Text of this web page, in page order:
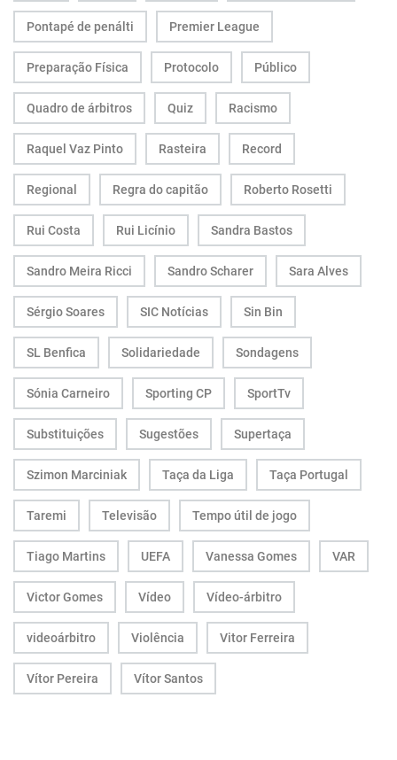
Pontapé de penálti Premier League
Preparação Física Protocolo Público
Quadro de árbitros Quiz Racismo
Raquel Vaz Pinto Rasteira Record
Regional Regra do capitão Roberto Rosetti
Rui Costa Rui Licínio Sandra Bastos
Sandro Meira Ricci Sandro Scharer Sara Alves
Sérgio Soares SIC Notícias Sin Bin
SL Benfica Solidariedade Sondagens
Sónia Carneiro Sporting CP SportTv
Substituições Sugestões Supertaça
Szimon Marciniak Taça da Liga Taça Portugal
Taremi Televisão Tempo útil de jogo
Tiago Martins UEFA Vanessa Gomes VAR
Victor Gomes Vídeo Vídeo-árbitro
videoárbitro Violência Vitor Ferreira
Vítor Pereira Vítor Santos